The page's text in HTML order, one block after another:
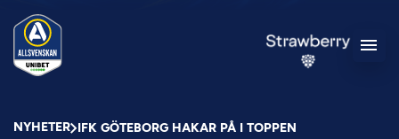
NYHETER IFK GÖTEBORG HAKAR PÅ I TOPPEN